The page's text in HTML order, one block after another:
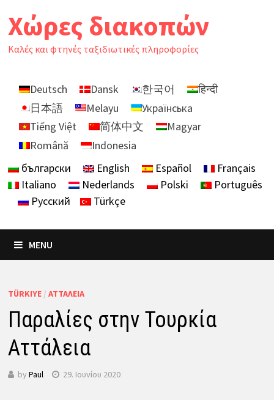
toΧώρες διακοπών
Καλές και φτηνές ταξιδιωτικές πληροφορίες
Deutsch Dansk 한국어
हिन्दी
日本語
Melayu
Українська
Tiếng Việt
简体中文
Magyar
Română
Indonesia
български
English Español
Français
Italiano
Nederlands Polski
Português
Русский
Türkçe
MENU
TÜRKIYE/ ΑΤΤΆΛΕΙΑ
Παραλίες στην Τουρκία
Αττάλεια
by Paul 29. Ιουνίου 2020